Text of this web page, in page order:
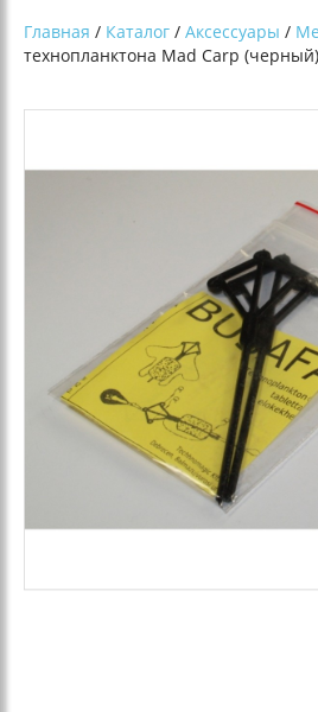
Главная / Каталог / Аксессуары /
технопланктона Mad Carp (черный)